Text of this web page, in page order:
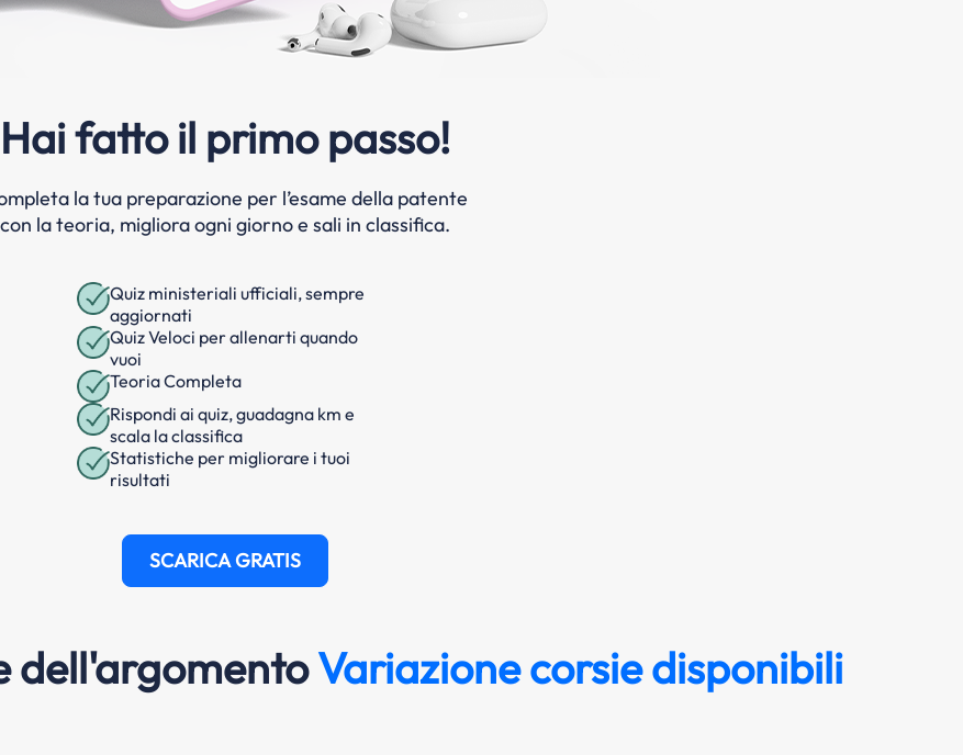
Hai fatto il primo passo!
la tua preparazione per l’esame della patente
con la teoria, migliora ogni giorno e sali in classifica.
Quiz ministeriali ufficiali, sempre
aggiornati
Quiz Veloci per allenarti quando
vuoi
Teoria Completa
Rispondi ai quiz, guadagna km e
scala la classifica
Statistiche per migliorare i tuoi
risultati
SCARICA GRATIS
dell'argomentoVariazione corsie disponibili